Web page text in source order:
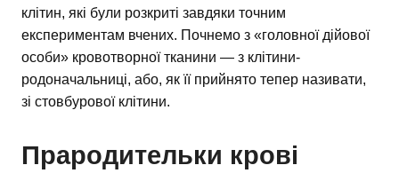
клітин, які були розкриті завдяки точним
експериментам вчених. Почнемо з «головної дійової
особи» кровотворної тканини — з клітини-
родоначальниці, або, як її прийнято тепер називати,
зі стовбурової клітини.
Прародительки крові